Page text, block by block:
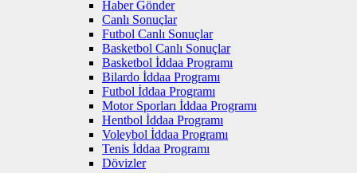
Haber Gönder
Canlı Sonuçlar
Futbol Canlı Sonuçlar
Basketbol Canlı Sonuçlar
Basketbol İddaa Programı
Bilardo İddaa Programı
Futbol İddaa Programı
Motor Sporları İddaa Programı
Hentbol İddaa Programı
Voleybol İddaa Programı
Tenis İddaa Programı
Dövizler